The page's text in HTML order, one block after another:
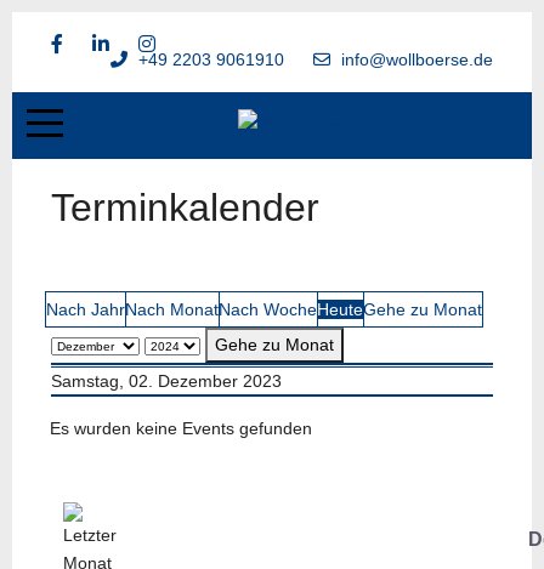
+49 2203 9061910 info@wollboerse.de
Terminkalender
Nach JahrNach MonatNach WocheHeuteGehe zu Monat
Gehe zu Monat
Samstag, 02. Dezember 2023
Es wurden keine Events gefunden